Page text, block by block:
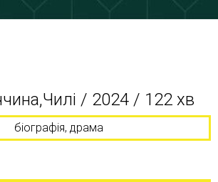
/ 2024 / 122 хв
біографія, драма